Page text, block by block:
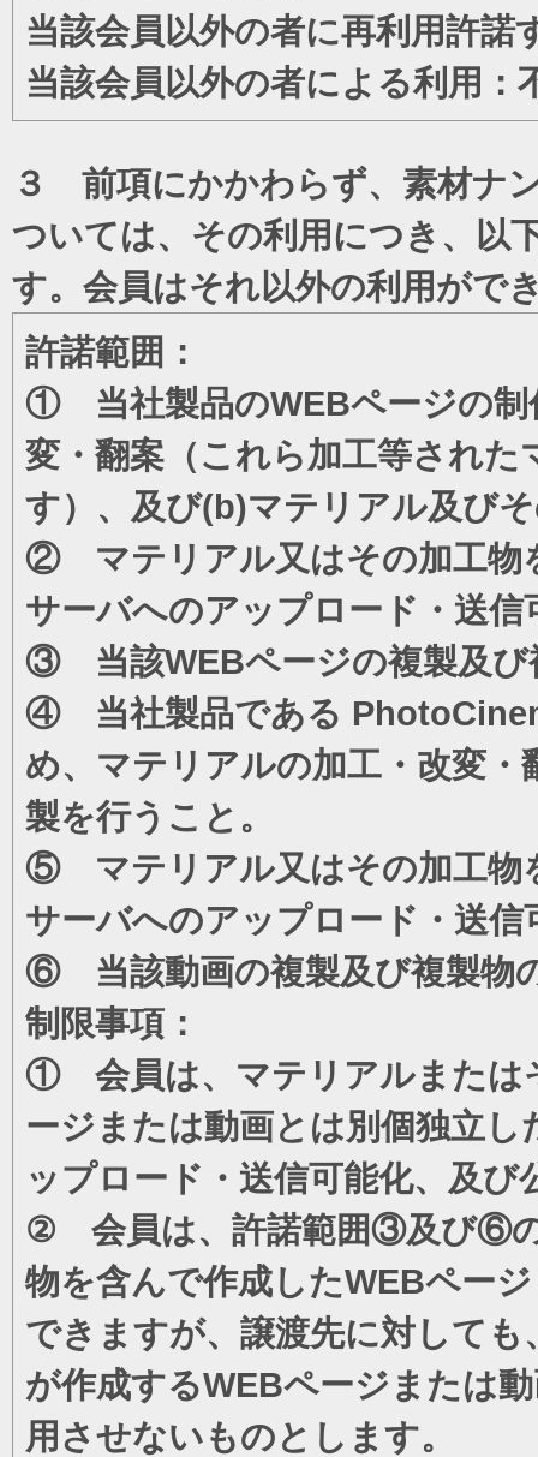
当該会員以外の者に再利用許諾
当該会員以外の者による利用：
３ 前項にかかわらず、素材ナ
ついては、その利用につき、以
す。会員はそれ以外の利用がで
許諾範囲：
① 当社製品のWEBページの制
変・翻案（これら加工等され
す）、及び(b)マテリアル及び
② マテリアル又はその加工物
サーバへのアップロード・送信
③ 当該WEBページの複製及び
④ 当社製品である
め、マテリアルの加工・改変
製を行うこと。
⑤ マテリアル又はその加工物
サーバへのアップロード・送信
⑥ 当該動画の複製及び複製物
制限事項：
① 会員は、マテリアルまたは
ージまたは動画とは別個独立
ップロード・送信可能化、及
② 会員は、許諾範囲③及び⑥の
物を含んで作成したWEBペー
できますが、譲渡先に対して
が作成するWEBページまたは
用させないものとします。